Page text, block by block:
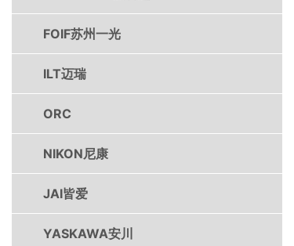
FOIF苏州一光
ILT迈瑞
ORC
NIKON尼康
JAI皆爱
YASKAWA安川